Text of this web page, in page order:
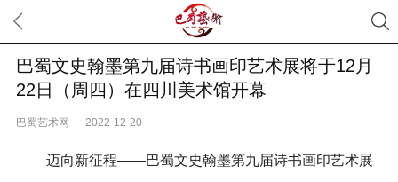
巴蜀文史翰墨第九届诗书画印艺术展将于12月
22日（周四）在四川美术馆开幕
巴蜀艺术网 2022-12-20
迈向新征程——巴蜀文史翰墨第九届诗书画印艺术展